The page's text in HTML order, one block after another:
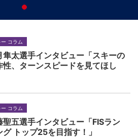
ー コラム
隼太選手インタビュー「スキーの
性、ターンスピードを見てほし
ー コラム
聖五選手インタビュー「FISラン
グ トップ25を目指す！」